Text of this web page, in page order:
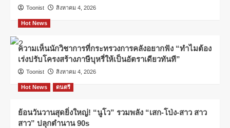
Toonist สิงหาคม 4, 2026
Hot News
ความเห็นนักวิชาการที่กระทรวงการคลังอยากฟัง “ทำไมต้อง
เร่งปรับโครงสร้างภาษีบุหรี่ให้เป็นอัตราเดียวทันที”
Toonist สิงหาคม 4, 2026
Hot News ดนตรี
ย้อนวันวานสุดยิ่งใหญ่! “นูโว” รวมพลัง “เสก-โป่ง-สาว สาว
สาว” ปลุกตำนาน 90s